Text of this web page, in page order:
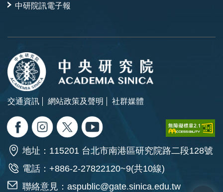
中研院訊電子報
交通資訊 網站政策及聲明 社群媒體
地址：115201 台北市南港區研究院路二段128號
電話：+886-2-27822120~9(共10線)
聯絡意見： aspublic@gate.sinica.edu.tw